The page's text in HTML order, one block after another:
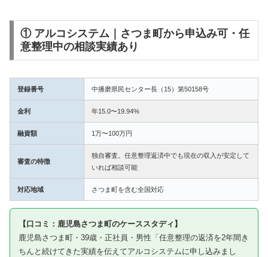
① アルコシステム｜さつま町から申込み可・任
意整理中の相談実績あり
登録番号 中播磨県民センター長（15）第50158号
金利 年15.0〜19.94%
融資額 1万〜100万円
審査の特徴
独自審査。任意整理返済中でも現在の収入が安定して
いれば相談可能
対応地域 さつま町を含む全国対応
【口コミ：鹿児島さつま町のケーススタディ】
鹿児島さつま町・39歳・正社員・男性「任意整理の返済を2年間き
ちんと続けてきた実績を伝えてアルコシステムに申し込みまし